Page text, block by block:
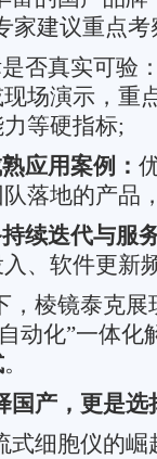
家建议重点考
是否真实可验
场演示，重
等硬指标;
应用案例：
落地的产品
续迭代与服
、软件更新
，棱镜泰克
动化”一体化
。
国产，更是选
式细胞仪的